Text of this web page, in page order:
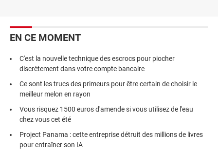
EN CE MOMENT
C'est la nouvelle technique des escrocs pour piocher
discrètement dans votre compte bancaire
Ce sont les trucs des primeurs pour être certain de choisir le
meilleur melon en rayon
Vous risquez 1500 euros d'amende si vous utilisez de l'eau
chez vous cet été
Project Panama : cette entreprise détruit des millions de livres
pour entraîner son IA